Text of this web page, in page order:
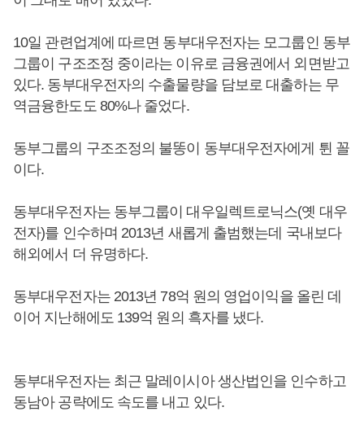
10일 관련업계에 따르면 동부대우전자는 모그룹인 동부
그룹이 구조조정 중이라는 이유로 금융권에서 외면받고
있다. 동부대우전자의 수출물량을 담보로 대출하는 무
역금융한도도 80%나 줄었다.
동부그룹의 구조조정의 불똥이 동부대우전자에게 튄 꼴
이다.
동부대우전자는 동부그룹이 대우일렉트로닉스(옛 대우
전자)를 인수하며 2013년 새롭게 출범했는데 국내보다
해외에서 더 유명하다.
동부대우전자는 2013년 78억 원의 영업이익을 올린 데
이어 지난해에도 139억 원의 흑자를 냈다.
동부대우전자는 최근 말레이시아 생산법인을 인수하고
동남아 공략에도 속도를 내고 있다.